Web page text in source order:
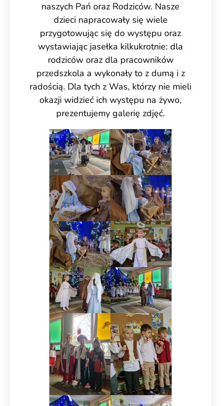
naszych Pań oraz Rodziców. Nasze
dzieci napracowały się wiele
przygotowując się do występu oraz
wystawiając jasełka kilkukrotnie: dla
rodziców oraz dla pracowników
przedszkola a wykonały to z dumą i z
radością. Dla tych z Was, którzy nie mieli
okazji widzieć ich występu na żywo,
prezentujemy galerię zdjęć.